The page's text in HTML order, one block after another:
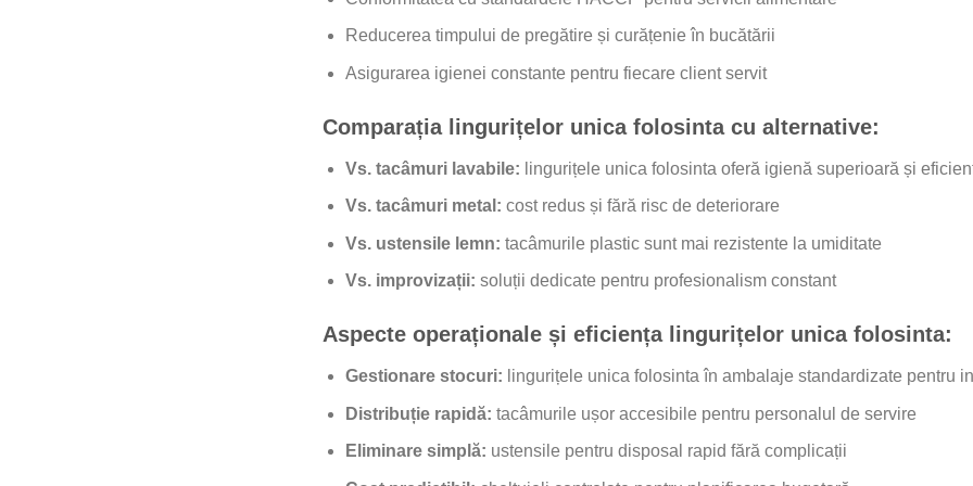
Reducerea timpului de pregătire și curățenie în bucătării
Asigurarea igienei constante pentru fiecare client servit
Comparația lingurițelor unica folosinta cu alternative:
Vs. tacâmuri lavabile: lingurițele unica folosinta oferă igienă superioară și
Vs. tacâmuri metal: cost redus și fără risc de deteriorare
Vs. ustensile lemn: tacâmurile plastic sunt mai rezistente la umiditate
Vs. improvizații: soluții dedicate pentru profesionalism constant
Aspecte operaționale și eficiența lingurițelor unica folosinta:
Gestionare stocuri: lingurițele unica folosinta în ambalaje standardizate pentru
Distribuție rapidă: tacâmurile ușor accesibile pentru personalul de servire
Eliminare simplă: ustensile pentru disposal rapid fără complicații